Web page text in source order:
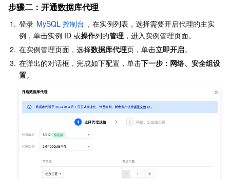
步骤二：开通数据库代理
1. 登录 MySQL 控制台 ，在实例列表，选择需要开启代理的主实
例，单击实例 ID 或操作列的管理 ，进入实例管理页面。
2. 在实例管理页面，选择数据库代理页，单击立即开启。
3. 在弹出的对话框，完成如下配置，单击下一步：网络、安全组设
置。